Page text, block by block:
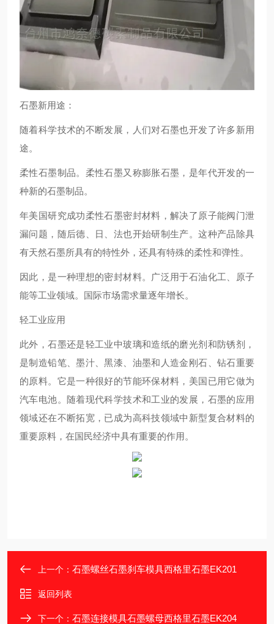
石墨新用途：
随着科学技术的不断发展，人们对石墨也开发了许多新用
途。
柔性石墨制品。柔性石墨又称膨胀石墨，是年代开发的一
种新的石墨制品。
年美国研究成功柔性石墨密封材料，解决了原子能阀门泄
漏问题，随后德、日、法也开始研制生产。这种产品除具
有天然石墨所具有的特性外，还具有特殊的柔性和弹性。
因此，是一种理想的密封材料。广泛用于石油化工、原子
能等工业领域。国际市场需求量逐年增长。
轻工业应用
此外，石墨还是轻工业中玻璃和造纸的磨光剂和防锈剂，
是制造铅笔、墨汁、黑漆、油墨和人造金刚石、钻石重要
的原料。它是一种很好的节能环保材料，美国已用它做为
汽车电池。随着现代科学技术和工业的发展，石墨的应用
领域还在不断拓宽，已成为高科技领域中新型复合材料的
重要原料，在国民经济中具有重要的作用。
上一个： 石墨螺丝石墨刹车模具西格里石墨EK201
返回列表
下一个： 石墨连接模具石墨螺母西格里石墨EK204